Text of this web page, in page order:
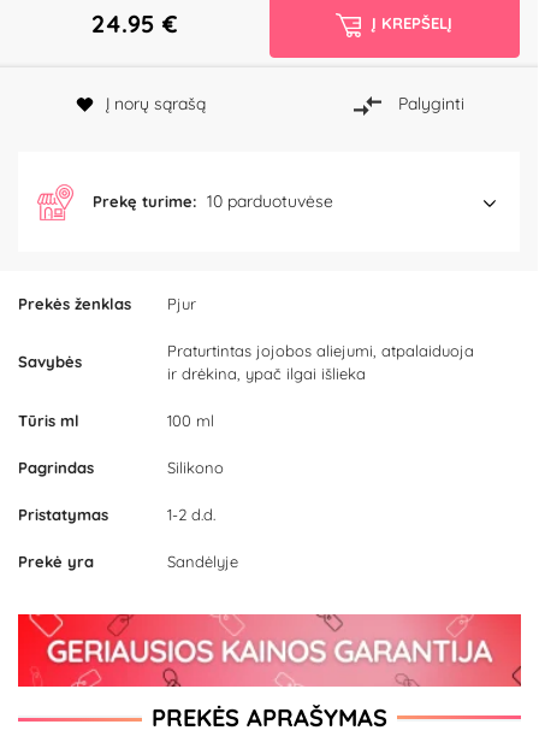
Prekės ženklas Pjur
Savybės
Praturtintas jojobos aliejumi, atpalaiduoja
ir drėkina, ypač ilgai išlieka
Tūris ml 100 ml
Pagrindas Silikono
Pristatymas 1-2 d.d.
Prekė yra Sandėlyje
24.95 € Į KREPŠELĮ
Į norų sąrašą Palyginti
Prekę turime: 10 parduotuvėse
PREKĖS APRAŠYMAS